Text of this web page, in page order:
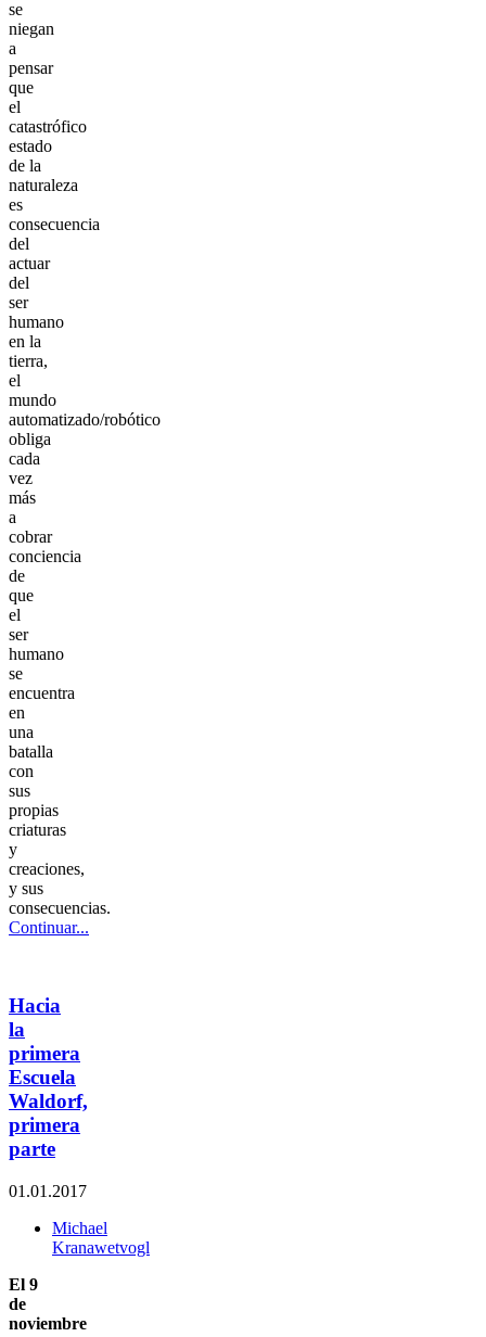
se
niegan
a
pensar
que
el
catastrófico
estado
de la
naturaleza
es
consecuencia
del
actuar
del
ser
humano
en la
tierra,
el
mundo
automatizado/robótico
obliga
cada
vez
más
a
cobrar
conciencia
de
que
el
ser
humano
se
encuentra
en
una
batalla
con
sus
propias
criaturas
y
creaciones,
y sus
consecuencias.
Continuar...
Hacia
la
primera
Escuela
Waldorf,
primera
parte
01.01.2017
Michael
Kranawetvogl
El 9
de
noviembre